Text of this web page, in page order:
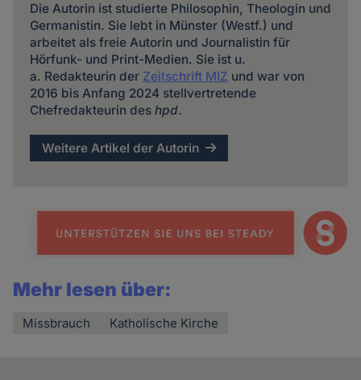
Die Autorin ist studierte Philosophin, Theologin und
Germanistin. Sie lebt in Münster (Westf.) und
arbeitet als freie Autorin und Journalistin für
Hörfunk- und Print-Medien. Sie ist u.
a. Redakteurin der Zeitschrift MIZ und war von
2016 bis Anfang 2024 stellvertretende
Chefredakteurin des hpd.
Weitere Artikel der Autorin
Mehr lesen über:
Missbrauch Katholische Kirche